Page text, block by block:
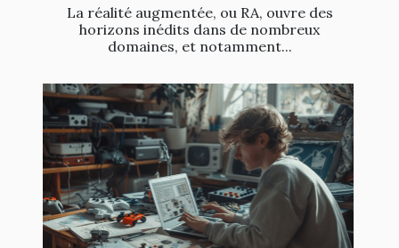
La réalité augmentée, ou RA, ouvre des
horizons inédits dans de nombreux
domaines, et notamment...